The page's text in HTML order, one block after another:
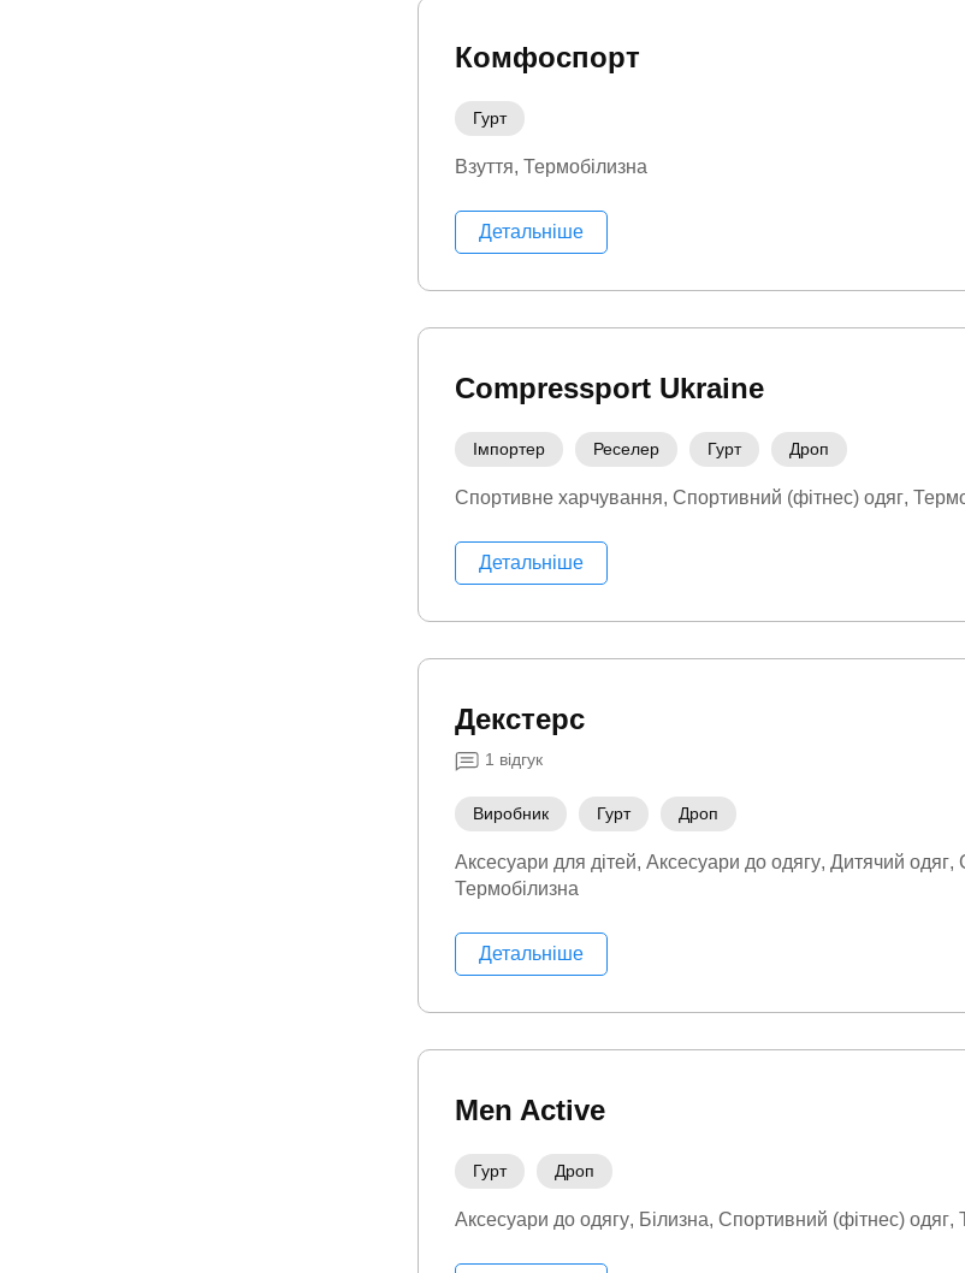
Комфоспорт
Гурт
Взуття Термобілизна
Детальніше
Compressport Ukraine
Імпортер Реселер Гурт Дроп
Спортивне харчування Спортивний (фітнес) одяг
Детальніше
Декстерс
1 відгук
Виробник Гурт Дроп
Аксесуари для дітей Аксесуари до одягу Дитячий одяг
Термобілизна
Детальніше
Men Active
Гурт Дроп
Аксесуари до одягу Білизна Спортивний (фітнес) одяг